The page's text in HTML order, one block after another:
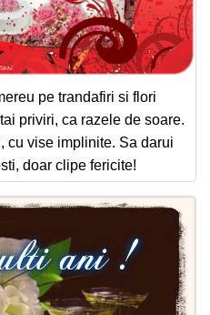
pe trandafiri si flori
priviri, ca razele de soare.
cu vise implinite. Sa darui
doar clipe fericite!